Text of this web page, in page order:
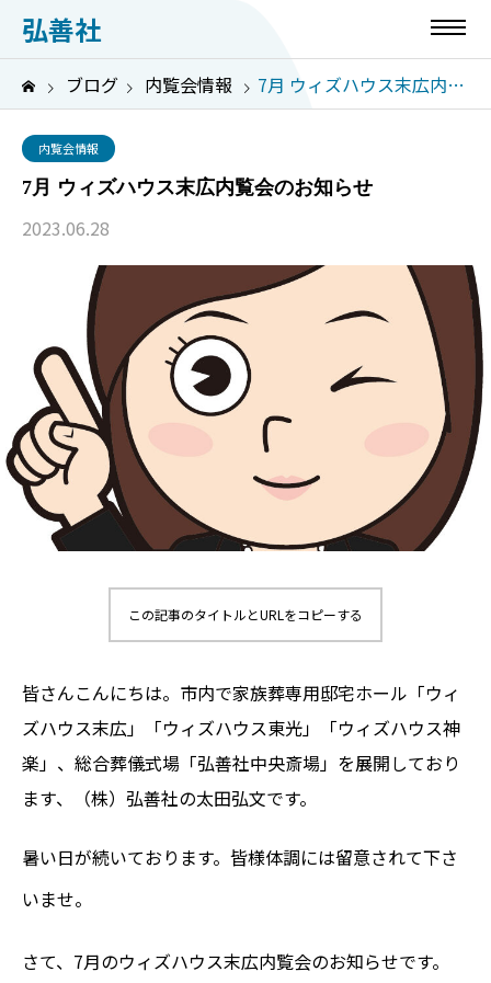
弘善社
ブログ 内覧会情報 7月 ウィズハウス末広内覧会のお知らせ
内覧会情報
7月 ウィズハウス末広内覧会のお知らせ
2023.06.28
この記事のタイトルとURLをコピーする
皆さんこんにちは。市内で家族葬専用邸宅ホール「ウィ
ズハウス末広」「ウィズハウス東光」「ウィズハウス神
楽」、総合葬儀式場「弘善社中央斎場」を展開しており
ます、
（株）弘善社の太田弘文です。
暑い日が続いております。皆様体調には留意されて下さ
いませ。
さて、7月のウィズハウス末広内覧会のお知らせです。